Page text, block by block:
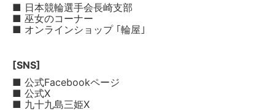
■ 日本競輪選手会長崎支部
■ 巫女のコーナー
■ オンラインショップ ｢輪屋｣
[SNS]
■ 公式Facebookページ
■ 公式X
■ 九十九島三姫X